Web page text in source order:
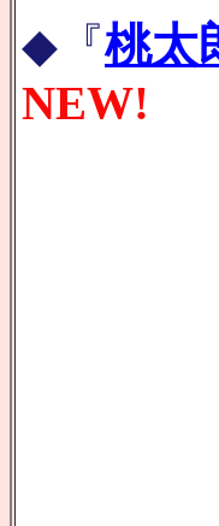
◆『桃太
NEW!